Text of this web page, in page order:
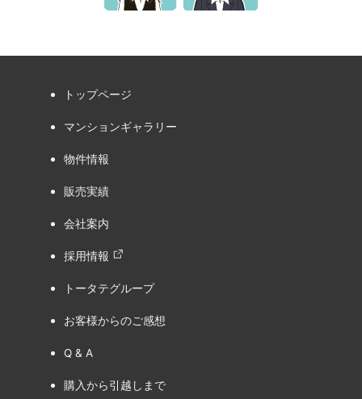
トップページ
マンションギャラリー
物件情報
販売実績
会社案内
採用情報
トータテグループ
お客様からのご感想
Q & A
購入から引越しまで